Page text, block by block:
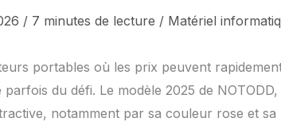
/ 7 minutes de lecture / Matériel
portables où les prix peuvent
du défi. Le modèle 2025 de
notamment par sa couleur rose et